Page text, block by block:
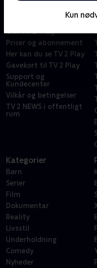
Kun
Om TV 2 Play
Priser og abonnement
Her kan du se TV 2 Play
Gavekort til TV 2 Play
Support og
Kundecenter
Vilkår og betingelser
TV 2 NEWS i offentligt
rum
Kategorier
Børn
Serier
Film
Dokumentar
Reality
Livsstil
Underholdning
Comedy
Nyheder